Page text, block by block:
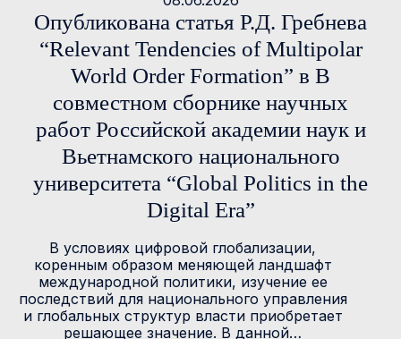
Опубликована статья Р.Д. Гребнева
“Relevant Tendencies of Multipolar
World Order Formation” в В
совместном сборнике научных
работ Российской академии наук и
Вьетнамского национального
университета “Global Politics in the
Digital Era”
В условиях цифровой глобализации,
коренным образом меняющей ландшафт
международной политики, изучение ее
последствий для национального управления
и глобальных структур власти приобретает
решающее значение. В данной…